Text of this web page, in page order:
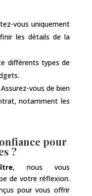
vous uniquement
les détails de la
différents types de
vous de bien
notamment les
pour
?
, nous vous
de votre réflexion.
pour vous offrir